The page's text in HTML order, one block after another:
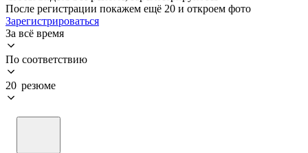
После регистрации покажем ещё 20 и откроем фото
Зарегистрироваться
За всё время
По соответствию
20 резюме